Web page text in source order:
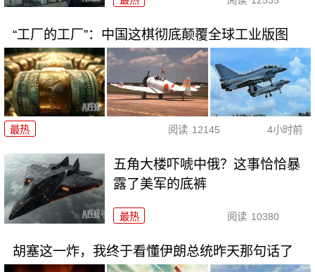
“工厂的工厂”：中国这棋彻底颠覆全球工业版图
最热 阅读 12145 4小时前
五角大楼吓唬中俄？这事恰恰暴
露了美军的底裤
最热 阅读 10380
胡塞这一炸，我终于看懂伊朗总统昨天那句话了